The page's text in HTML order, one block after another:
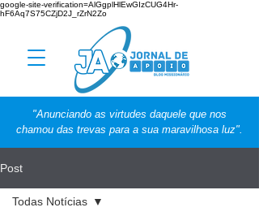
google-site-verification=AlGgplHlEwGIzCUG4Hr-
hF6Aq7S75CZjD2J_rZrN2Zo
"Anunciando as virtudes daquele que nos
chamou das trevas para a sua maravilhosa luz".
Post
Todas Notícias